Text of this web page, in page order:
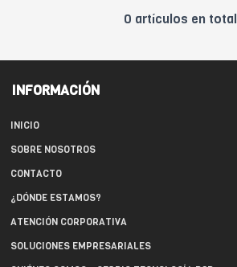
0 artículos en total
INFORMACIÓN
INICIO
SOBRE NOSOTROS
CONTACTO
¿DÓNDE ESTAMOS?
ATENCIÓN CORPORATIVA
SOLUCIONES EMPRESARIALES